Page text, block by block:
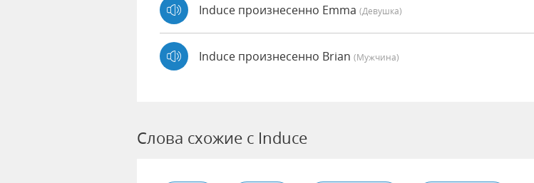
Induce произнесенно Emma (девушка)
Induce произнесенно Brian (мужчина)
Слова схожие с Induce